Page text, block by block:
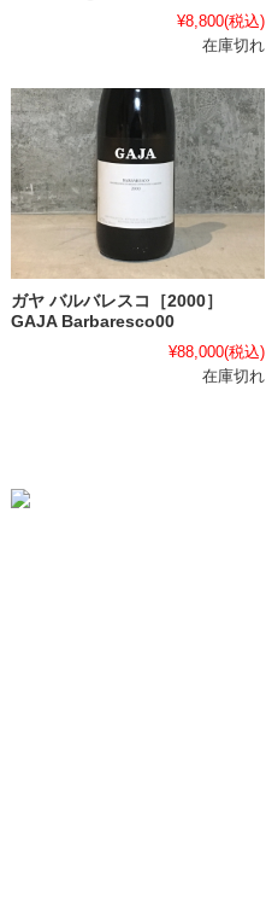
¥8,800(税込)
在庫切れ
ガヤ バルバレスコ［2000］
GAJA Barbaresco00
¥88,000(税込)
在庫切れ